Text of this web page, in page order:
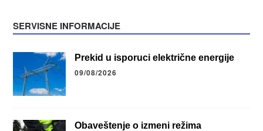
SERVISNE INFORMACIJE
Prekid u isporuci električne energije
09/08/2026
Obaveštenje o izmeni režima